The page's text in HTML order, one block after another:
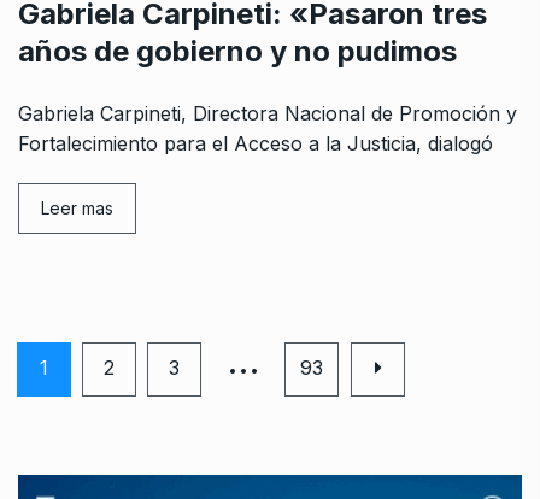
Gabriela Carpineti: «Pasaron tres
años de gobierno y no pudimos
Gabriela Carpineti, Directora Nacional de Promoción y
Fortalecimiento para el Acceso a la Justicia, dialogó
Leer mas
1 2 3 … 93